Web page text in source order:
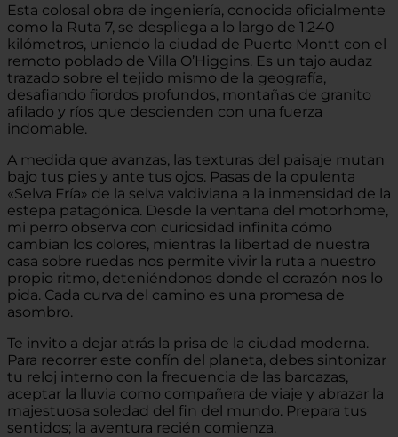
Esta colosal obra de ingeniería, conocida oficialmente
como la Ruta 7, se despliega a lo largo de 1.240
kilómetros, uniendo la ciudad de Puerto Montt con el
remoto poblado de Villa O’Higgins. Es un tajo audaz
trazado sobre el tejido mismo de la geografía,
desafiando fiordos profundos, montañas de granito
afilado y ríos que descienden con una fuerza
indomable.
A medida que avanzas, las texturas del paisaje mutan
bajo tus pies y ante tus ojos. Pasas de la opulenta
«Selva Fría» de la selva valdiviana a la inmensidad de la
estepa patagónica. Desde la ventana del motorhome,
mi perro observa con curiosidad infinita cómo
cambian los colores, mientras la libertad de nuestra
casa sobre ruedas nos permite vivir la ruta a nuestro
propio ritmo, deteniéndonos donde el corazón nos lo
pida. Cada curva del camino es una promesa de
asombro.
Te invito a dejar atrás la prisa de la ciudad moderna.
Para recorrer este confín del planeta, debes sintonizar
tu reloj interno con la frecuencia de las barcazas,
aceptar la lluvia como compañera de viaje y abrazar la
majestuosa soledad del fin del mundo. Prepara tus
sentidos; la aventura recién comienza.